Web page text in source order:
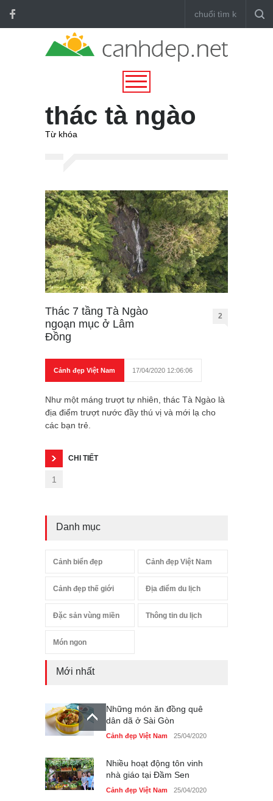
thác tà ngào
Từ khóa
Thác 7 tầng Tà Ngào
ngoạn mục ở Lâm
Đồng
2
Cảnh đẹp Việt Nam 17/04/2020 12:06:06
Như một máng trượt tự nhiên, thác Tà Ngào là
địa điểm trượt nước đầy thú vị và mới lạ cho
các bạn trẻ.
CHI TIẾT
1
Danh mục
Cảnh biển đẹp Cảnh đẹp Việt Nam
Cảnh đẹp thế giới Địa điểm du lịch
Đặc sản vùng miền Thông tin du lịch
Món ngon
Mới nhất
Những món ăn đồng quê
dân dã ở Sài Gòn
Cảnh đẹp Việt Nam 25/04/2020
Nhiều hoạt động tôn vinh
nhà giáo tại Đầm Sen
Cảnh đẹp Việt Nam 25/04/2020